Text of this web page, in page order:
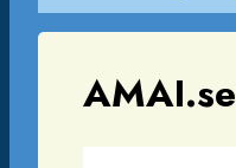
AMAI.se